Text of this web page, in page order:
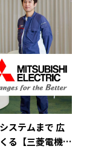
ステムまで 広
る【三菱電機株